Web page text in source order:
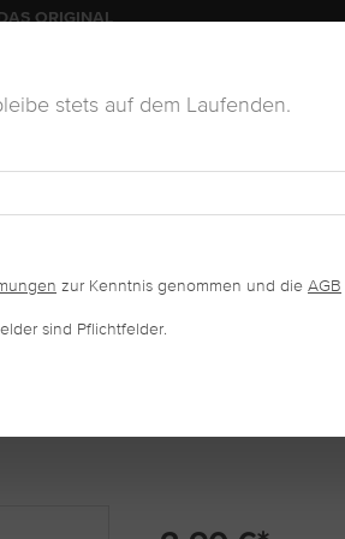
ORIGINAL
stets auf dem Laufenden.
zur Kenntnis genommen und die AGB
sind Pflichtfelder.